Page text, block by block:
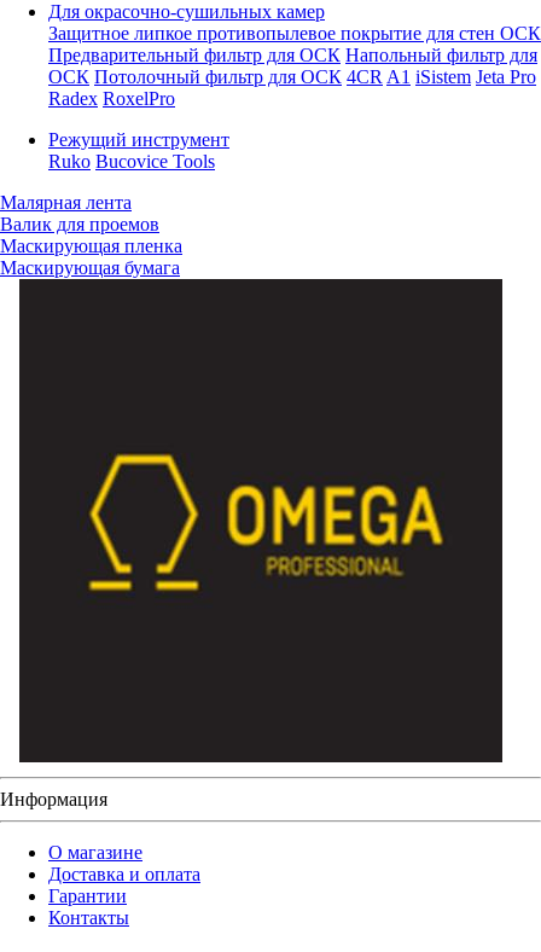
Для окрасочно-сушильных камер
Защитное липкое противопылевое покрытие для стен ОСК
Предварительный фильтр для ОСК Напольный фильтр для
ОСК Потолочный фильтр для ОСК 4CR A1 iSistem Jeta Pro
Radex RoxelPro
Режущий инструмент
Ruko Bucovice Tools
Малярная лента
Валик для проемов
Маскирующая пленка
Маскирующая бумага
Информация
О магазине
Доставка и оплата
Гарантии
Контакты